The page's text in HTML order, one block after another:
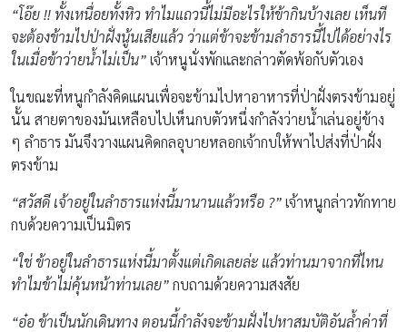
“โอ๊ย !! ทั้งเหนื่อยทั้งหิว ทำไมแถวนี้ไม่มีอะไรให้ข้ากินบ้างเลย เห็นที
จะต้องข้ามไปป่าฝั่งนู้นเสียแล้ว ว่าแต่ข้าจะข้ามลำธารนี้ไปได้อย่างไร
ในเมื่อข้าว่ายน้ำไม่เป็น”เจ้าหนูนั่งพักและกล่าวตัดพ้อกับตัวเอง
ในขณะที่หนูกำลังคิดแผนเพื่อจะข้ามไปหาอาหารที่ป่าฝั่งตรงข้ามอยู่
นั้น สายตาของมันเหลือบไปเห็นกบตัวหนึ่งกำลังว่ายน้ำเล่นอยู่ข้าง
ๆ ลำธาร มันจึงวางแผนคิดกลอุบายหลอกเจ้ากบให้พาไปส่งที่ป่าฝั่ง
ตรงข้าม
“สวัสดี เจ้าอยู่ในลำธารแห่งนี้มานานแล้วหรือ ?”เจ้าหนูกล่าวทักทาย
กบด้วยความเป็นมิตร
“ใช่ ข้าอยู่ในลำธารแห่งนี้มาตั้งแต่เกิดเลยล่ะ แล้วท่านมาจากที่ไหน
ทำไมข้าไม่คุ้นหน้าท่านเลย”กบถามด้วยความสงสัย
“อ๋อ ข้าเป็นนักเดินทาง ตอนนี้กำลังจะข้ามฝั่งไปหาสมบัติอันล้ำค่าที่